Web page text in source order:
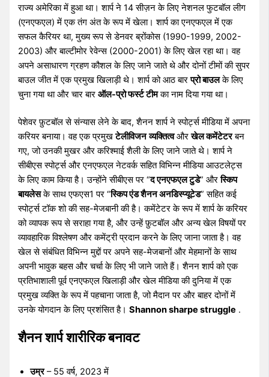
राज्य अमेरिका में हुआ था। शार्प ने 14 सीज़न के लिए नेशनल फुटबॉल लीग
(एनएफएल) में एक तंग अंत के रूप में खेला। शार्प का एनएफएल में एक
सफल कैरियर था, मुख्य रूप से डेनवर ब्रोंकोस (1990-1999, 2002-
2003) और बाल्टीमोर रेवेन्स (2000-2001) के लिए खेल रहा था। वह
अपने असाधारण ग्रहण कौशल के लिए जाने जाते थे और दोनों टीमों की सुपर
बाउल जीत में एक प्रमुख खिलाड़ी थे। शार्प को आठ बारप्रो बाउलके लिए
चुना गया था और चार बारऑल-प्रो फर्स्ट टीमका नाम दिया गया था।
पेशेवर फ़ुटबॉल से संन्यास लेने के बाद, शैनन शार्प ने स्पोर्ट्स मीडिया में अपना
करियर बनाया। वह एक प्रमुखटेलीविजन व्यक्तित्वऔरखेल कमेंटेटरबन
गए, जो उनकी मुखर और करिश्माई शैली के लिए जाने जाते थे। शार्प ने
सीबीएस स्पोर्ट्स और एनएफएल नेटवर्क सहित विभिन्न मीडिया आउटलेट्स
के लिए काम किया है। उन्होंने सीबीएस पर “द एनएफएल टुडे” औरस्किप
बायलेसके साथ एफएस1 पर “स्किप एंड शैनन अनडिस्प्यूटेड” सहित कई
स्पोर्ट्स टॉक शो की सह-मेजबानी की है। कमेंटेटर के रूप में शार्प के करियर
को व्यापक रूप से सराहा गया है, और उन्हें फ़ुटबॉल और अन्य खेल विषयों पर
व्यावहारिक विश्लेषण और कमेंट्री प्रदान करने के लिए जाना जाता है। वह
खेल से संबंधित विभिन्न मुद्दों पर अपने सह-मेजबानों और मेहमानों के साथ
अपनी भावुक बहस और चर्चा के लिए भी जाने जाते हैं। शैनन शार्प को एक
प्रतिभाशाली पूर्व एनएफएल खिलाड़ी और खेल मीडिया की दुनिया में एक
प्रमुख व्यक्ति के रूप में पहचाना जाता है, जो मैदान पर और बाहर दोनों में
उनके योगदान के लिए प्रशंसित है।Shannon sharpe struggle .
शैनन शार्प शारीरिक बनावट
उम्र– 55 वर्ष, 2023 में